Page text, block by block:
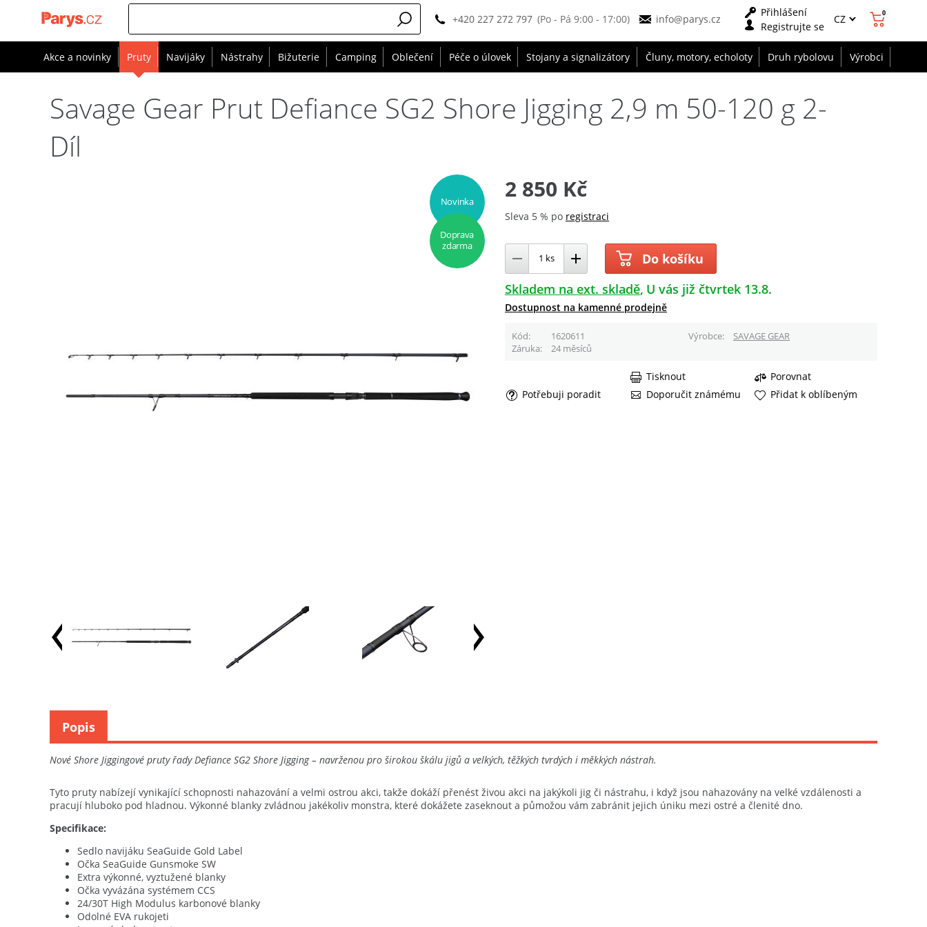
+420 227 272 797 (Po - Pá 9:00 - 17:00) info@parys.cz
Přihlášení
Registrujte se
CZ 0
Akce a novinky Pruty Navijáky Nástrahy Bižuterie Camping Oblečení Péče o úlovek Stojany a signalizátory Čluny, motory, echoloty Druh rybolovu Výrobci
Savage Gear Prut Defiance SG2 Shore Jigging 2,9 m 50-120 g 2-
Díl
Novinka
Doprava
zdarma
2 850 Kč
Sleva 5 % po registraci
Do košíku
Skladem na ext. skladě U vás již čtvrtek 13.8.
Dostupnost na kamenné prodejně
Kód 1620611 Výrobce
SAVAGE GEAR
Záruka
24 měsíců
Porovnat
Potřebuji poradit
Doporučit známému
Tisknout
Přidat k oblíbeným
Nové Shore Jiggingové pruty řady Defiance SG2 Shore Jigging – navrženou pro širokou škálu jigů a velkých, těžkých tvrdých i měkkých nástrah.
Tyto pruty nabízejí vynikající schopnosti nahazování a velmi ostrou akci, takže dokáží přenést živou akci na jakýkoli jig či nástrahu, i když jsou nahazovány na velké vzdálenosti a
pracují hluboko pod hladnou. Výkonné blanky zvládnou jakékoliv monstra, které dokážete zaseknout a půmožou vám zabránit jejich úniku mezi ostré a členité dno.
Specifikace:
Sedlo navijáku SeaGuide Gold Label
Očka SeaGuide Gunsmoke SW
Extra výkonné, vyztužené blanky
Očka vyvázána systémem CCS
24/30T High Modulus karbonové blanky
Odolné EVA rukojeti
Popis